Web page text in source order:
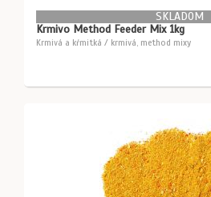
SKLADOM
Krmivo Method Feeder Mix 1kg
Krmivá a kŕmitká / krmivá, method mixy